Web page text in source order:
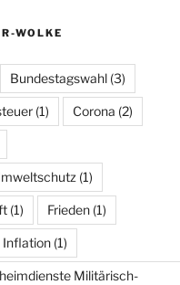
WOLKE
Bundestagswahl (3)
(1) Corona (2)
(1)
(1) Frieden (1)
Inflation (1)
Militärisch-